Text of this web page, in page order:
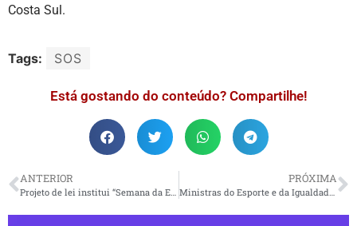
Costa Sul.
Tags: SOS
Está gostando do conteúdo? Compartilhe!
ANTERIOR
Projeto de lei institui “Semana da Educação Midiática” para combater desinformação nas escolas
PRÓXIMA
Ministras do Esporte e da Igualdade Racial discutem ações para combater o racismo no meio esportivo